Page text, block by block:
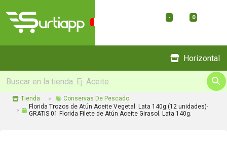
- 0
Horizontal
Tienda
Conservas De Pescado
Florida Trozos de Atún Aceite Vegetal. Lata 140g.(12 unidades)-
GRATIS 01 Florida Filete de Atún Aceite Girasol. Lata 140g.